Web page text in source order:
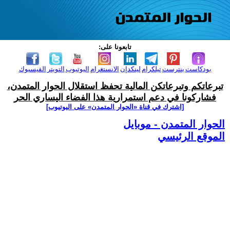
تابعونا على:
الفيسبوك التويتر اليوتيوب الانستغرام لينكدإن تيلكرامبنترست بودكاست
تبرعاتكم وتبرعاتكن المالية تحفظ استقلال الحوار المتمدن،
فشاركونا في دعم استمرارية هذا الفضاء اليساري الحر
[اشترك في قناة ‫«الحوار المتمدن» على اليوتيوب]
الحوار المتمدن - موبايل
الموقع الرئيسي